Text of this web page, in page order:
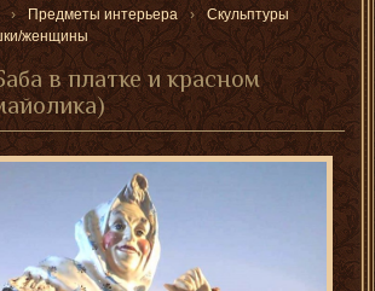
Предметы интерьера
Скульптуры
женщины
в платке и красном